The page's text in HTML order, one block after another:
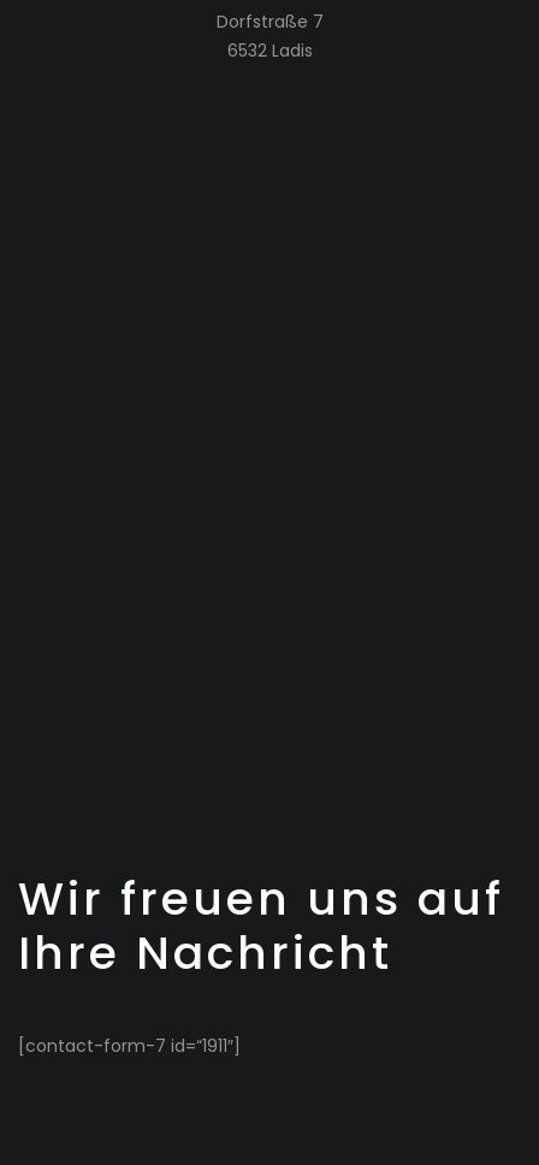
Dorfstraße 7
6532 Ladis
Wir freuen uns auf
Ihre Nachricht
[contact-form-7 id=“1911″]